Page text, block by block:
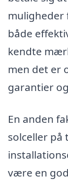
muligheder
både
kendte
men det er
garantier
En anden
solceller på
være en